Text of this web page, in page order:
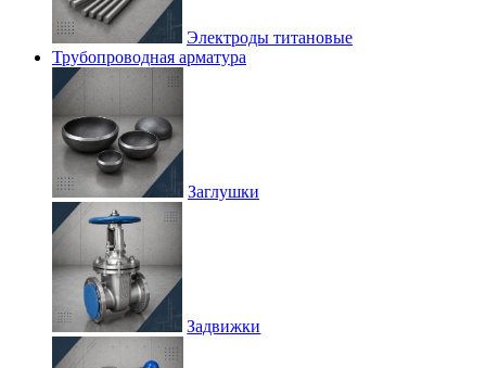
Электроды титановые
Трубопроводная арматура
Заглушки
Задвижки